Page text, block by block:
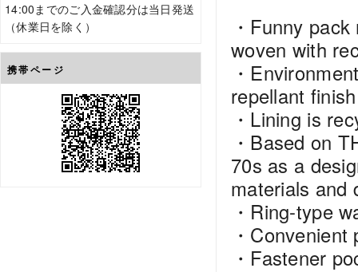
14:00までのご入金確認分は当日発送
（休業日を除く）
携帯ページ
・Funny
woven with
・
repellant finish
・Lining is
・Based on
70s as a
materials and
・Ring-type
・
・Fastener